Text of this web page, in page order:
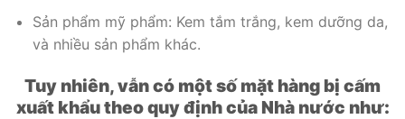
Sản phẩm mỹ phẩm: Kem tắm trắng, kem dưỡng da,
và nhiều sản phẩm khác.
Tuy nhiên, vẫn có một số mặt hàng bị cấm
xuất khẩu theo quy định của Nhà nước như: